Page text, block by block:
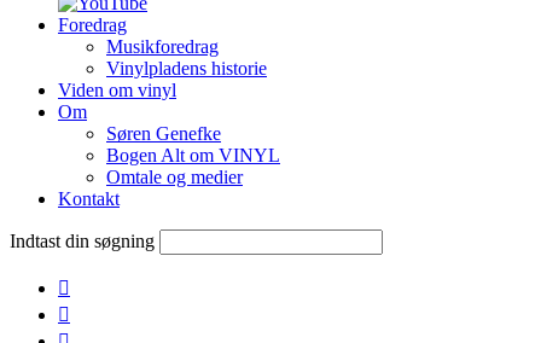
Foredrag
Musikforedrag
Vinylpladens historie
Viden om vinyl
Om
Søren Genefke
Bogen Alt om VINYL
Omtale og medier
Kontakt
Indtast din søgning